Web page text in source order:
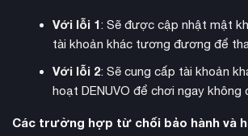
Hệ thống chiến đấu được thiết kế linh
jutsu tầm xa và ultimate jutsu hoành tráng.
Với lỗi 1: Sẽ được cập nhật mật
tài khoản khác tương đương để
Với lỗi 2: Sẽ cung cấp tài khoản
hoạt DENUVO để chơi ngay không
Các trường hợp từ chối bảo hành và